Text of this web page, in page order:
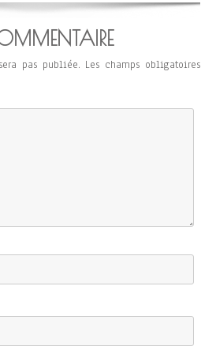
pas publiée. Les champs obligatoires